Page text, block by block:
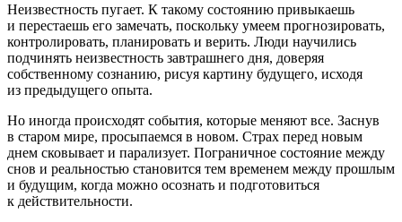
Неизвестность пугает. К такому состоянию привыкаешь
и перестаешь его замечать, поскольку умеем прогнозировать,
контролировать, планировать и верить. Люди научились
подчинять неизвестность завтрашнего дня, доверяя
собственному сознанию, рисуя картину будущего, исходя
из предыдущего опыта.
Но иногда происходят события, которые меняют все. Заснув
в старом мире, просыпаемся в новом. Страх перед новым
днем сковывает и парализует. Пограничное состояние между
снов и реальностью становится тем временем между прошлым
и будущим, когда можно осознать и подготовиться
к действительности.